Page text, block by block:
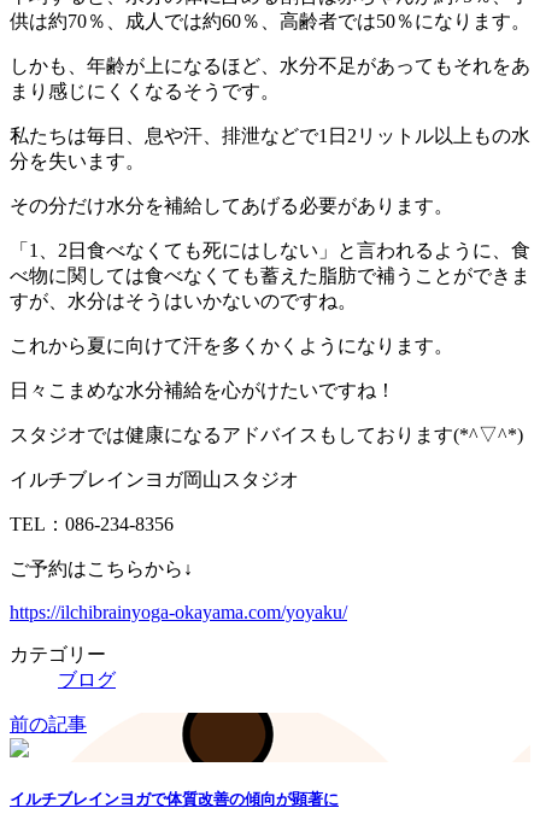
供は約70％、成人では約60％、高齢者では50％になります。
しかも、年齢が上になるほど、水分不足があってもそれをあ
まり感じにくくなるそうです。
私たちは毎日、息や汗、排泄などで1日2リットル以上もの水
分を失います。
その分だけ水分を補給してあげる必要があります。
「1、2日食べなくても死にはしない」と言われるように、食
べ物に関しては食べなくても蓄えた脂肪で補うことができま
すが、水分はそうはいかないのですね。
これから夏に向けて汗を多くかくようになります。
日々こまめな水分補給を心がけたいですね！
スタジオでは健康になるアドバイスもしております(*^▽^*)
イルチブレインヨガ岡山スタジオ
TEL：086-234-8356
ご予約はこちらから↓
https://ilchibrainyoga-okayama.com/yoyaku/
カテゴリー
ブログ
前の記事
イルチブレインヨガで体質改善の傾向が顕著に